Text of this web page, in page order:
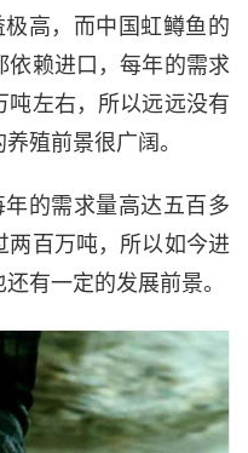
极高，而中国虹鳟鱼的
依赖进口，每年的需求
吨左右，所以远远没有
殖前景很广阔。
年的需求量高达五百多
两百万吨，所以如今进
有一定的发展前景。